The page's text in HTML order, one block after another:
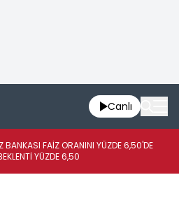
Canlı
BANKASI FAİZ ORANINI YÜZDE 6,50'DE
YÜZDE 6,50